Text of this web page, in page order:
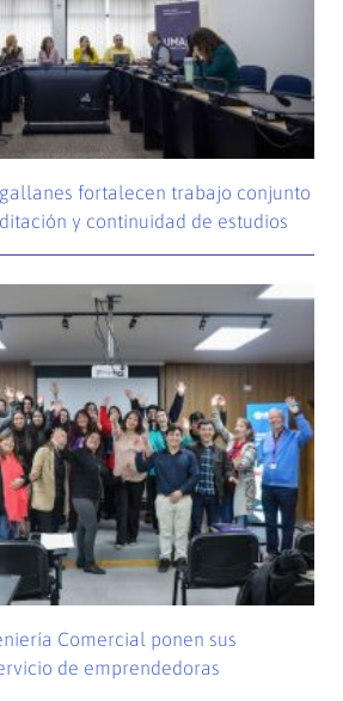
fortalecen trabajo conjunto
y continuidad de estudios
Comercial ponen sus
de emprendedoras